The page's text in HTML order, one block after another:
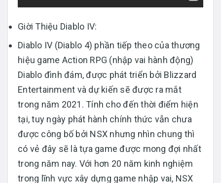
Giời Thiệu Diablo IV:
Diablo IV (Diablo 4) phần tiếp theo của thương
hiệu game Action RPG (nhập vai hành động)
Diablo đình đám, được phát triển bởi Blizzard
Entertainment và dự kiến sẽ được ra mắt
trong năm 2021. Tính cho đến thời điểm hiện
tại, tuy ngày phát hành chính thức vẫn chưa
được công bố bởi NSX nhưng nhìn chung thì
có vẻ đây sẽ là tựa game được mong đợi nhất
trong năm nay. Với hơn 20 năm kinh nghiệm
trong lĩnh vực xây dựng game nhập vai, NSX